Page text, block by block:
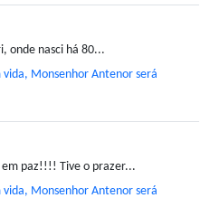
onde nasci há 80...
Monsenhor Antenor será
em paz!!!! Tive o prazer...
Monsenhor Antenor será